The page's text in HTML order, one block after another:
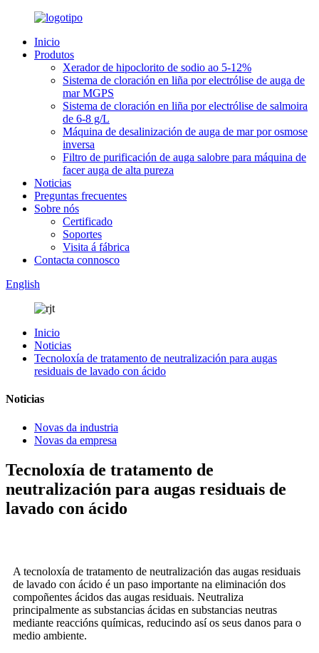
Inicio
Produtos
Xerador de hipoclorito de sodio ao 5-12%
Sistema de cloración en liña por electrólise de auga de
mar MGPS
Sistema de cloración en liña por electrólise de salmoira
de 6-8 g/L
Máquina de desalinización de auga de mar por osmose
inversa
Filtro de purificación de auga salobre para máquina de
facer auga de alta pureza
Noticias
Preguntas frecuentes
Sobre nós
Certificado
Soportes
Visita á fábrica
Contacta connosco
English
Inicio
Noticias
Tecnoloxía de tratamento de neutralización para augas
residuais de lavado con ácido
Noticias
Novas da industria
Novas da empresa
Tecnoloxía de tratamento de
neutralización para augas residuais de
lavado con ácido
A tecnoloxía de tratamento de neutralización das augas residuais
de lavado con ácido é un paso importante na eliminación dos
compoñentes ácidos das augas residuais. Neutraliza
principalmente as substancias ácidas en substancias neutras
mediante reaccións químicas, reducindo así os seus danos para o
medio ambiente.